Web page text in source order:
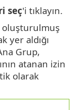
seç'i tıklayın.
oluşturulmuş
yer aldığı
Grup,
atanan izin
olarak